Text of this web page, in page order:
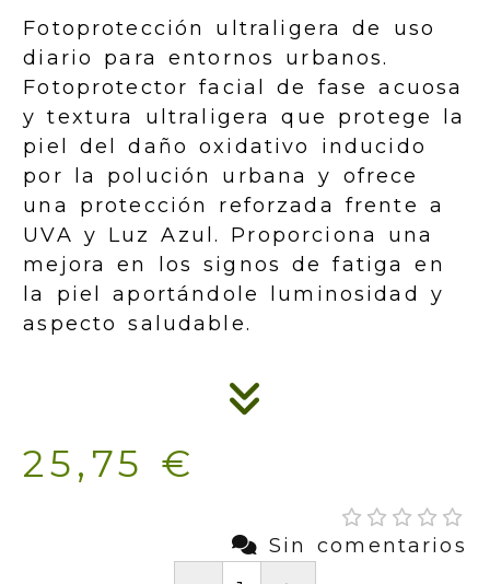
Fotoprotección ultraligera de uso
diario para entornos urbanos.
Fotoprotector facial de fase acuosa
y textura ultraligera que protege la
piel del daño oxidativo inducido
por la polución urbana y ofrece
una protección reforzada frente a
UVA y Luz Azul. Proporciona una
mejora en los signos de fatiga en
la piel aportándole luminosidad y
aspecto saludable.
25,75 €
Sin comentarios